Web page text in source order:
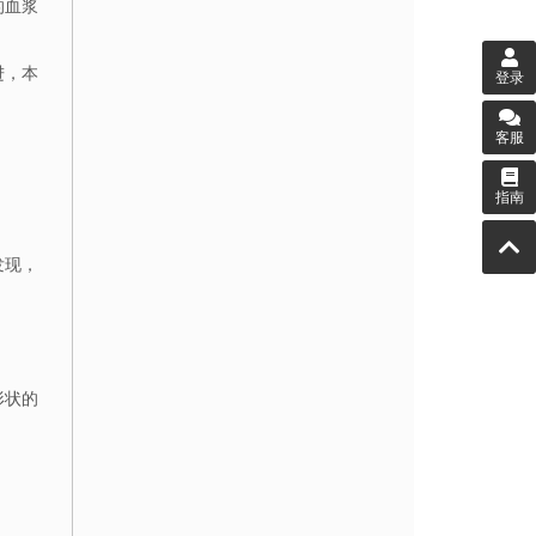
浆
本
，
状的
登录
客服
指南